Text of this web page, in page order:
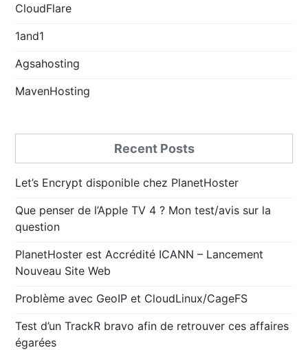
CloudFlare
1and1
Agsahosting
MavenHosting
Recent Posts
Let’s Encrypt disponible chez PlanetHoster
Que penser de l’Apple TV 4 ? Mon test/avis sur la
question
PlanetHoster est Accrédité ICANN – Lancement
Nouveau Site Web
Problème avec GeoIP et CloudLinux/CageFS
Test d’un TrackR bravo afin de retrouver ces affaires
égarées